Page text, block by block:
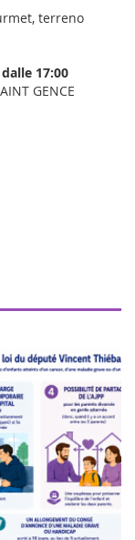
terreno
17:00
GENCE
Pharmavie di
di cancro,